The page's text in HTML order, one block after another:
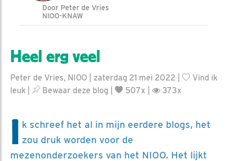
Door Peter de Vries
NIOO-KNAW
Heel erg veel
Peter de Vries, NIOO | zaterdag 21 mei 2022 |
Vind ik
leuk
Bewaar deze blog 507x | 373x
I k schreef het al in mijn eerdere blogs, het
zou druk worden voor de
mezenonderzoekers van het NIOO. Het lijkt